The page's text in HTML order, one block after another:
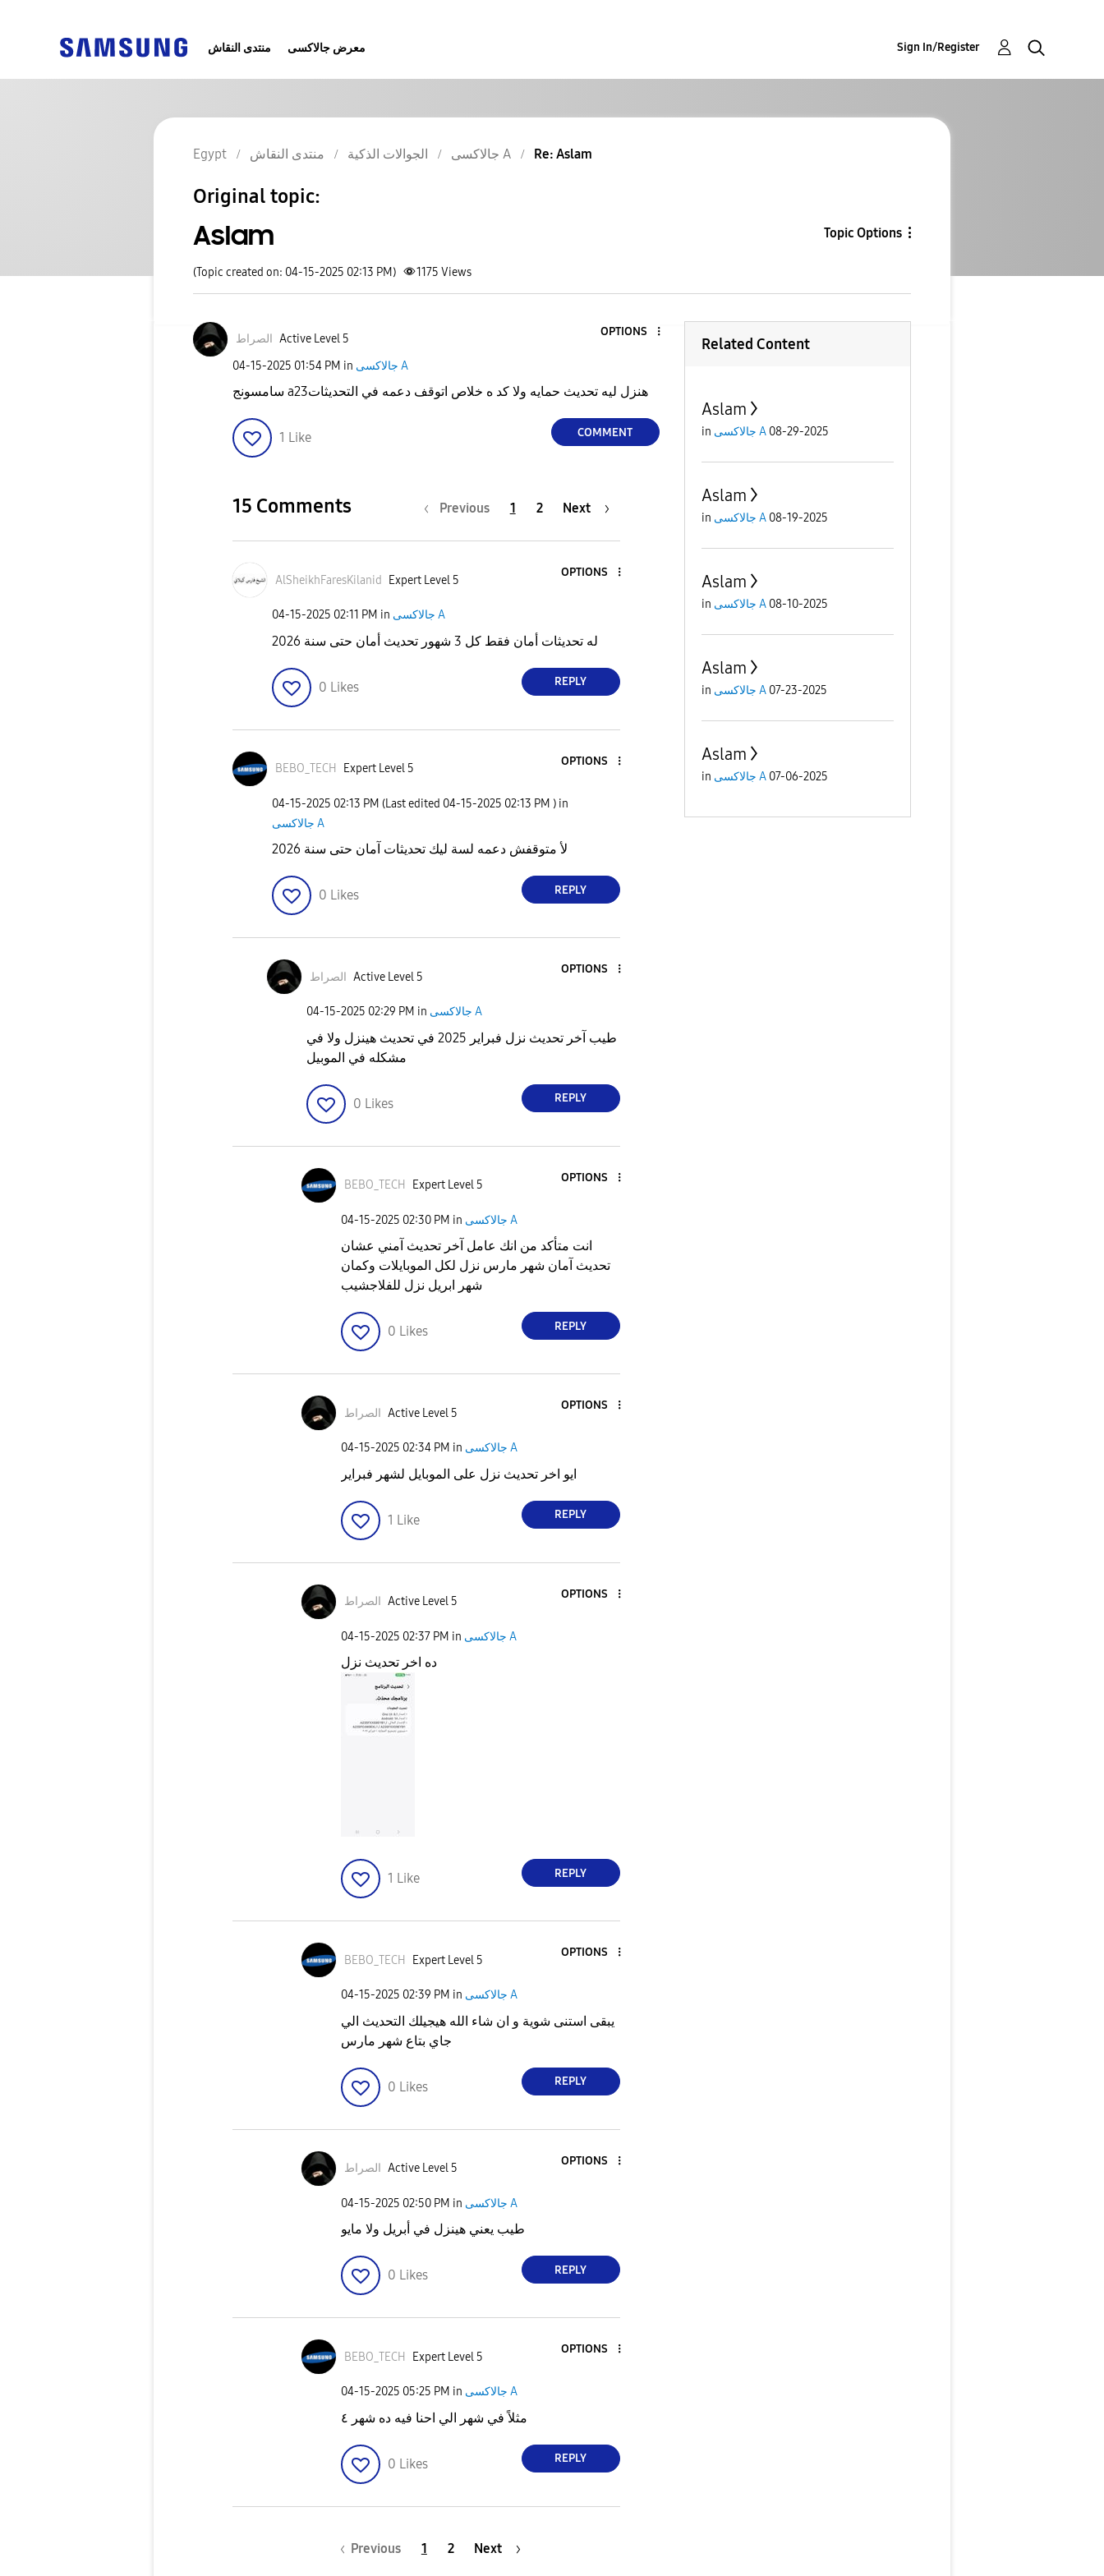
منتدى النقاش معرض جالاكسى Sign In/Register
Egypt منتدى النقاش الجوالات الذكية جالاكسى A Re: Aslam
Original topic:
Aslam Topic Options
(Topic created on: 04-15-2025 02:13 PM) 1175 Views
الصراط Active Level 5
OPTIONS
‎04-15-2025 01:54 PM in جالاكسى A
1 Like COMMENT
15 Comments Previous 1 2 Next
AlSheikhFaresKilanid Expert Level 5
OPTIONS
‎04-15-2025 02:11 PM in جالاكسى A
له تحديثات أمان فقط كل 3 شهور تحديث أمان حتى سنة 2026
0 Likes REPLY
BEBO_TECH Expert Level 5
OPTIONS
‎04-15-2025 02:13 PM (Last edited ‎04-15-2025 02:13 PM ) in
جالاكسى A
لأ متوقفش دعمه لسة ليك تحديثات آمان حتى سنة 2026
0 Likes REPLY
الصراط Active Level 5
OPTIONS
‎04-15-2025 02:29 PM in جالاكسى A
طيب آخر تحديث نزل فبراير 2025 في تحديث هينزل ولا في
مشكله في الموبيل
0 Likes REPLY
BEBO_TECH Expert Level 5
OPTIONS
‎04-15-2025 02:30 PM in جالاكسى A
انت متأكد من انك عامل آخر تحديث آمني عشان
تحديث آمان شهر مارس نزل لكل الموبايلات وكمان
شهر ابريل نزل للفلاجشيب
0 Likes REPLY
الصراط Active Level 5
OPTIONS
‎04-15-2025 02:34 PM in جالاكسى A
ايو اخر تحديث نزل على الموبايل لشهر فبراير
1 Like REPLY
الصراط Active Level 5
OPTIONS
‎04-15-2025 02:37 PM in جالاكسى A
ده اخر تحديث نزل
1 Like REPLY
BEBO_TECH Expert Level 5
OPTIONS
‎04-15-2025 02:39 PM in جالاكسى A
يبقى استنى شوية و ان شاء الله هيجيلك التحديث الي
جاي بتاع شهر مارس
0 Likes REPLY
الصراط Active Level 5
OPTIONS
‎04-15-2025 02:50 PM in جالاكسى A
طيب يعني هينزل في أبريل ولا مايو
0 Likes REPLY
BEBO_TECH Expert Level 5
OPTIONS
‎04-15-2025 05:25 PM in جالاكسى A
مثلاً في شهر الي احنا فيه ده شهر ٤
0 Likes REPLY
Previous 1 2 Next
Related Content
Aslam
in جالاكسى A 08-29-2025
Aslam
in جالاكسى A 08-19-2025
Aslam
in جالاكسى A 08-10-2025
Aslam
in جالاكسى A 07-23-2025
Aslam
in جالاكسى A 07-06-2025